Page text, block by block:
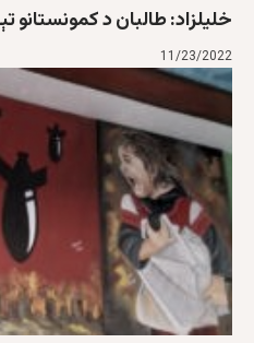
خلیلزاد: طالبان د کمونستانو
11/23/2022